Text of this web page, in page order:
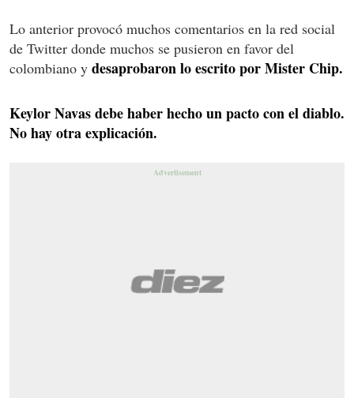
Lo anterior provocó muchos comentarios en la red social
de Twitter donde muchos se pusieron en favor del
colombiano y desaprobaron lo escrito por Mister Chip.
Keylor Navas debe haber hecho un pacto con el diablo.
No hay otra explicación.